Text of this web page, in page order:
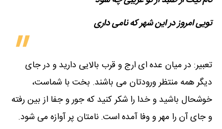
تویی امروز در این شهر که نامی داری
تعبیر: در میان عده ای ارج و قرب بالایی دارید و در جای
دیگر همه منتظر ورودتان می باشند. بخت با شماست،
خوشحال باشید و خدا را شکر کنید که جور و جفا از بین رفته
و جای آن را مهر و وفا آمده است. نامتان پر آوازه می شود.